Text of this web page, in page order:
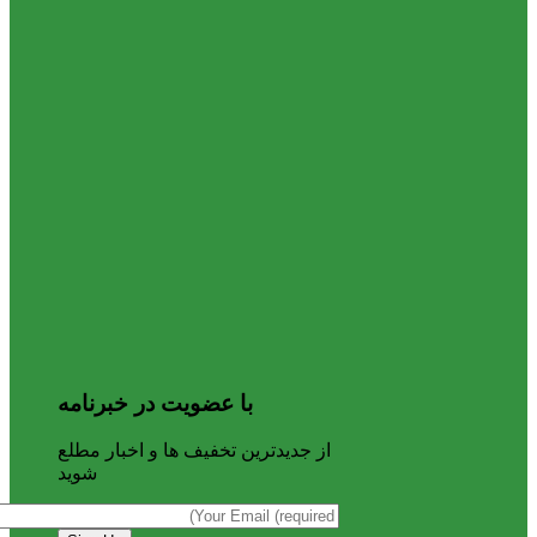
با عضویت در خبرنامه
از جدیدترین تخفیف ها و اخبار مطلع
شوید